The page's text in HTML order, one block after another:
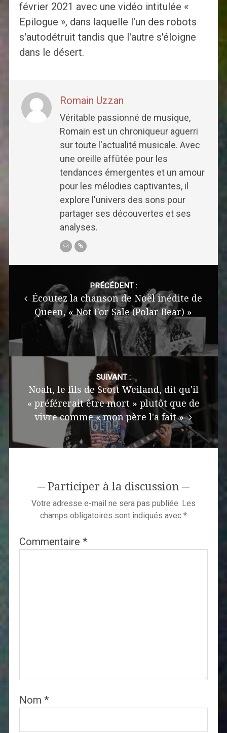
février 2021 avec une vidéo intitulée «
Epilogue », dans laquelle l'un des robots
s'autodétruit tandis que l'autre s'éloigne
dans le désert.
Romain Uzzan
Véritable passionné de musique,
Romain est un chroniqueur aguerri
sur toute l'actualité musicale. Avec
une oreille affûtée pour les
tendances émergentes et un amour
pour les mélodies captivantes, il
explore l'univers des sons pour
partager ses découvertes et ses
analyses.
navigation
PRÉCÉDENT :
Écoutez la chanson de Noël inédite de
Queen, « Not For Sale (Polar Bear) »
SUIVANT :
Noah, le fils de Scott Weiland, dit qu'il
« préférerait être mort » plutôt que de
vivre comme « mon père l'a fait »
Participer à la discussion
Votre adresse e-mail ne sera pas publiée. Les
champs obligatoires sont indiqués avec *
Commentaire *
Nom *